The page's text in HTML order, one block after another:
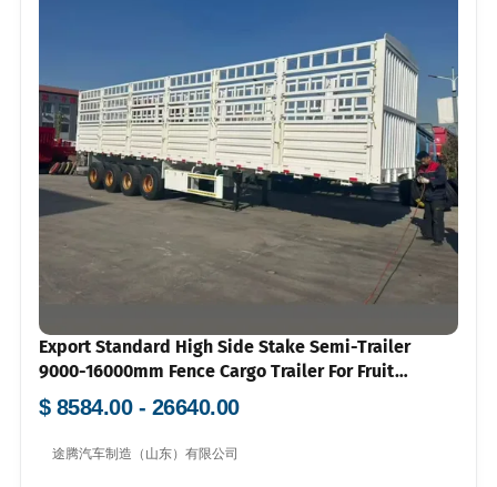
Export Standard High Side Stake Semi-Trailer
9000-16000mm Fence Cargo Trailer For Fruit
Vegetable Delivery Multi Color Available
$ 8584.00 - 26640.00
途腾汽车制造（山东）有限公司